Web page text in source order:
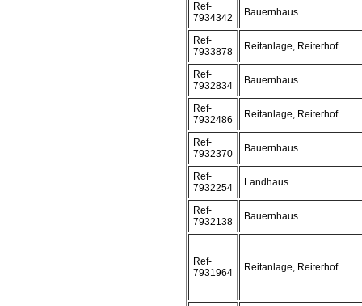
Ref-
7934342
Bauernhaus
Ref-
7933878
Reitanlage, Reiterhof
Ref-
7932834
Bauernhaus
Ref-
7932486
Reitanlage, Reiterhof
Ref-
7932370
Bauernhaus
Ref-
7932254
Landhaus
Ref-
7932138
Bauernhaus
Ref-
7931964
Reitanlage, Reiterhof